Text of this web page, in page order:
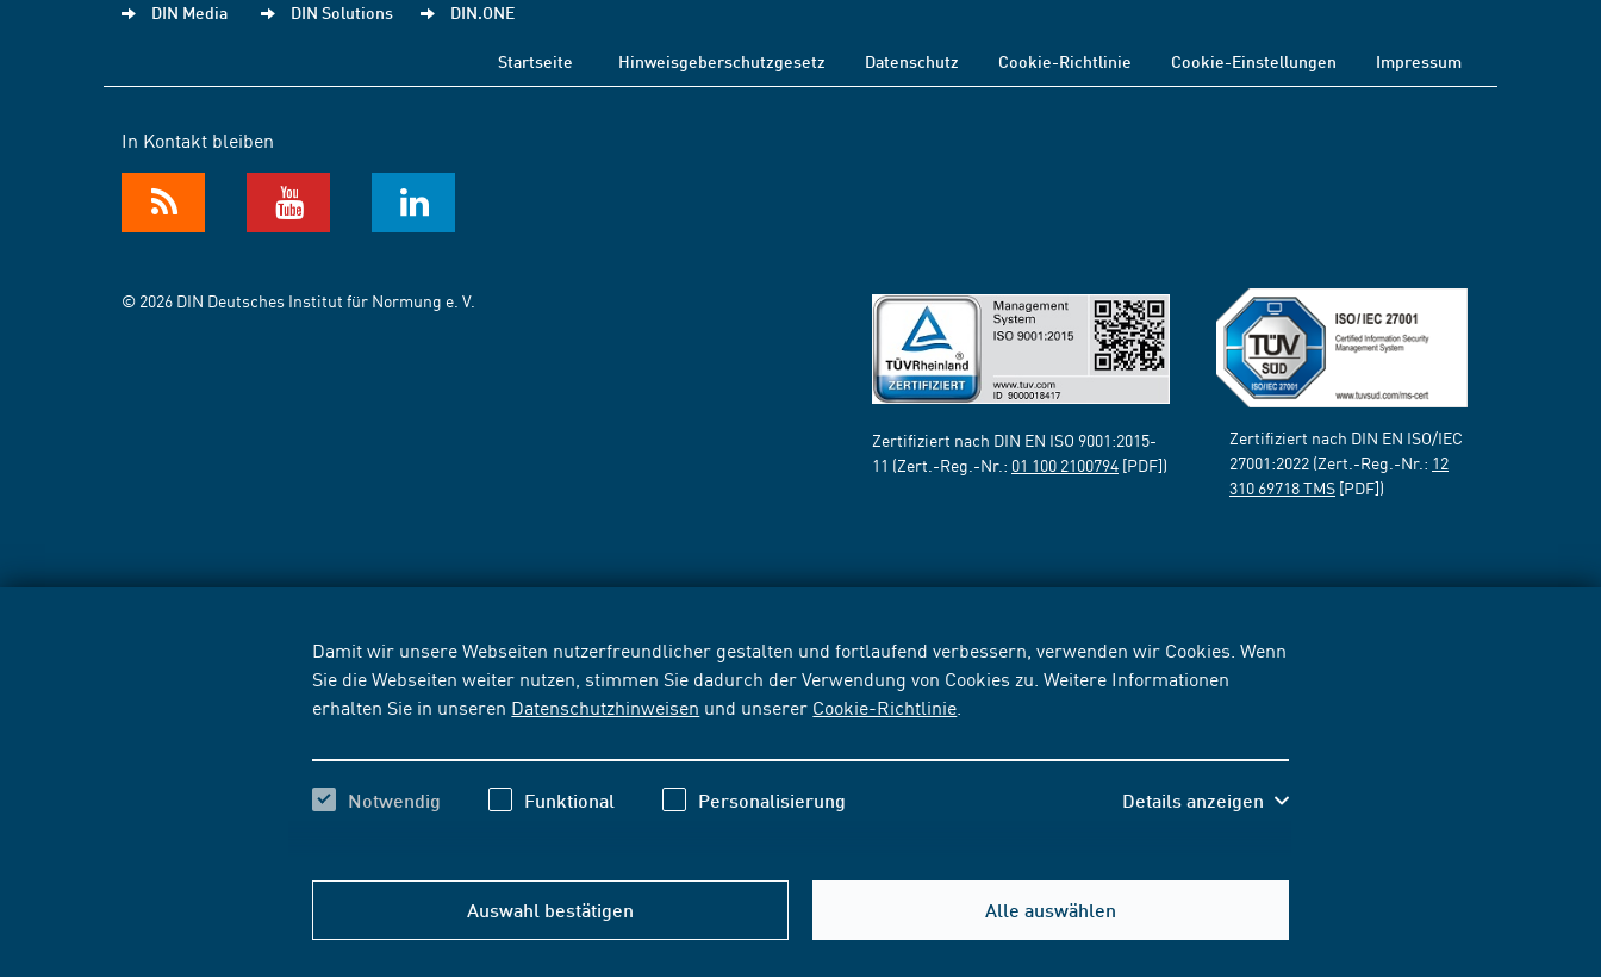
Damit wir unsere Webseiten nutzerfreundlicher gestalten und fortlaufend verbessern, verwenden wir Cookies. Wenn
Sie die Webseiten weiter nutzen, stimmen Sie dadurch der Verwendung von Cookies zu. Weitere Informationen
erhalten Sie in unseren Datenschutzhinweisen und unserer Cookie-Richtlinie
Notwendig Funktional Personalisierung Details anzeigen
Auswahl bestätigen Alle auswählen
DIN Media DIN Solutions DIN.ONE
Startseite Hinweisgeberschutzgesetz Datenschutz Cookie-Richtlinie Cookie-Einstellungen Impressum
In Kontakt bleiben
© 2026 DIN Deutsches Institut für Normung e. V.
Zertifiziert nach DIN EN ISO 9001:2015-
11 (Zert.-Reg.-Nr.: 01 100 2100794 [PDF])
Zertifiziert nach DIN EN ISO/IEC
27001:2022 (Zert.-Reg.-Nr.: 12
310 69718 TMS [PDF])